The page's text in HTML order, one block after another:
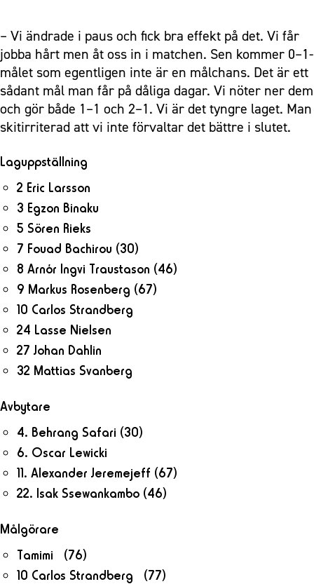
– Vi ändrade i paus och fick bra effekt på det. Vi får
jobba hårt men åt oss in i matchen. Sen kommer 0–1-
målet som egentligen inte är en målchans. Det är ett
sådant mål man får på dåliga dagar. Vi nöter ner dem
och gör både 1–1 och 2–1. Vi är det tyngre laget. Man
skitirriterad att vi inte förvaltar det bättre i slutet.
Laguppställning
2 Eric Larsson
3 Egzon Binaku
5 Sören Rieks
7 Fouad Bachirou (30)
8 Arnór Ingvi Traustason (46)
9 Markus Rosenberg (67)
10 Carlos Strandberg
24 Lasse Nielsen
27 Johan Dahlin
32 Mattias Svanberg
Avbytare
4. Behrang Safari (30)
6. Oscar Lewicki
11. Alexander Jeremejeff (67)
22. Isak Ssewankambo (46)
Målgörare
Tamimi (76)
10 Carlos Strandberg (77)